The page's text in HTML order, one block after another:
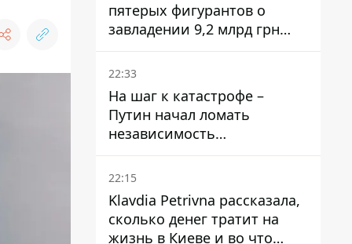
пятерых фигурантов о
завладении 9,2 млрд грн
ПриватБанка направили в
суд
22:33
На шаг к катастрофе –
Путин начал ломать
независимость
собственного Центробанка,
заставив снизить базовую
ставку
22:15
Klavdia Petrivna рассказала,
сколько денег тратит на
жизнь в Киеве и во что